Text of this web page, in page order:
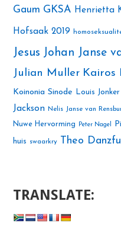
Gaum GKSA Henrietta
Hofsaak 2019
Jesus Johan Janse
Julian Muller Kairos
Koinonia Sinode Louis Jonker
Jackson Nelis Janse van
Nuwe Hervorming
Peter Nagel
huis swaarkry Theo
TRANSLATE: